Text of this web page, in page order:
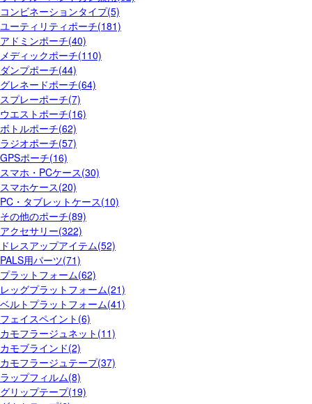
コンビネーションタイプ(5)
ユーティリティポーチ(181)
アドミンポーチ(40)
メディックポーチ(110)
ダンプポーチ(44)
グレネードポーチ(64)
スプレーポーチ(7)
ウエストポーチ(16)
ボトルポーチ(62)
ラジオポーチ(57)
GPSポーチ(16)
スマホ・PCケース(30)
スマホケース(20)
PC・タブレットケース(10)
その他のポーチ(89)
アクセサリー(322)
ドレスアップアイテム(52)
PALS用パーツ(71)
プラットフォーム(62)
レッグプラットフォーム(21)
ベルトプラットフォーム(41)
フェイスペイント(6)
カモフラージュネット(11)
カモブラインド(2)
カモフラージュテープ(37)
ラップフィルム(8)
グリップテープ(19)